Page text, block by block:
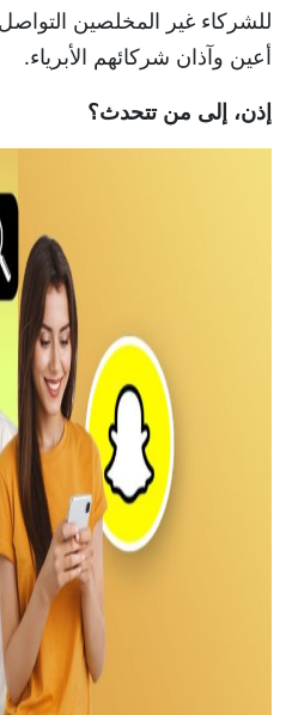
للشركاء غير المخلصين
أعين وآذان شركائهم الأبرياء.
إذن، إلى من تتحدث؟